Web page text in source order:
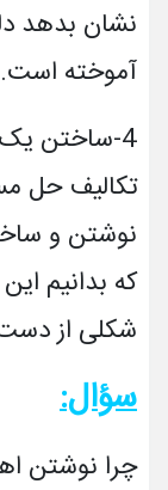
نشان بدهد
آموخته است.
4- ساختن
تکالیف حل
نوشتن و
که بدانیم
شکلی از دست
سؤال:
چرا نوشتن